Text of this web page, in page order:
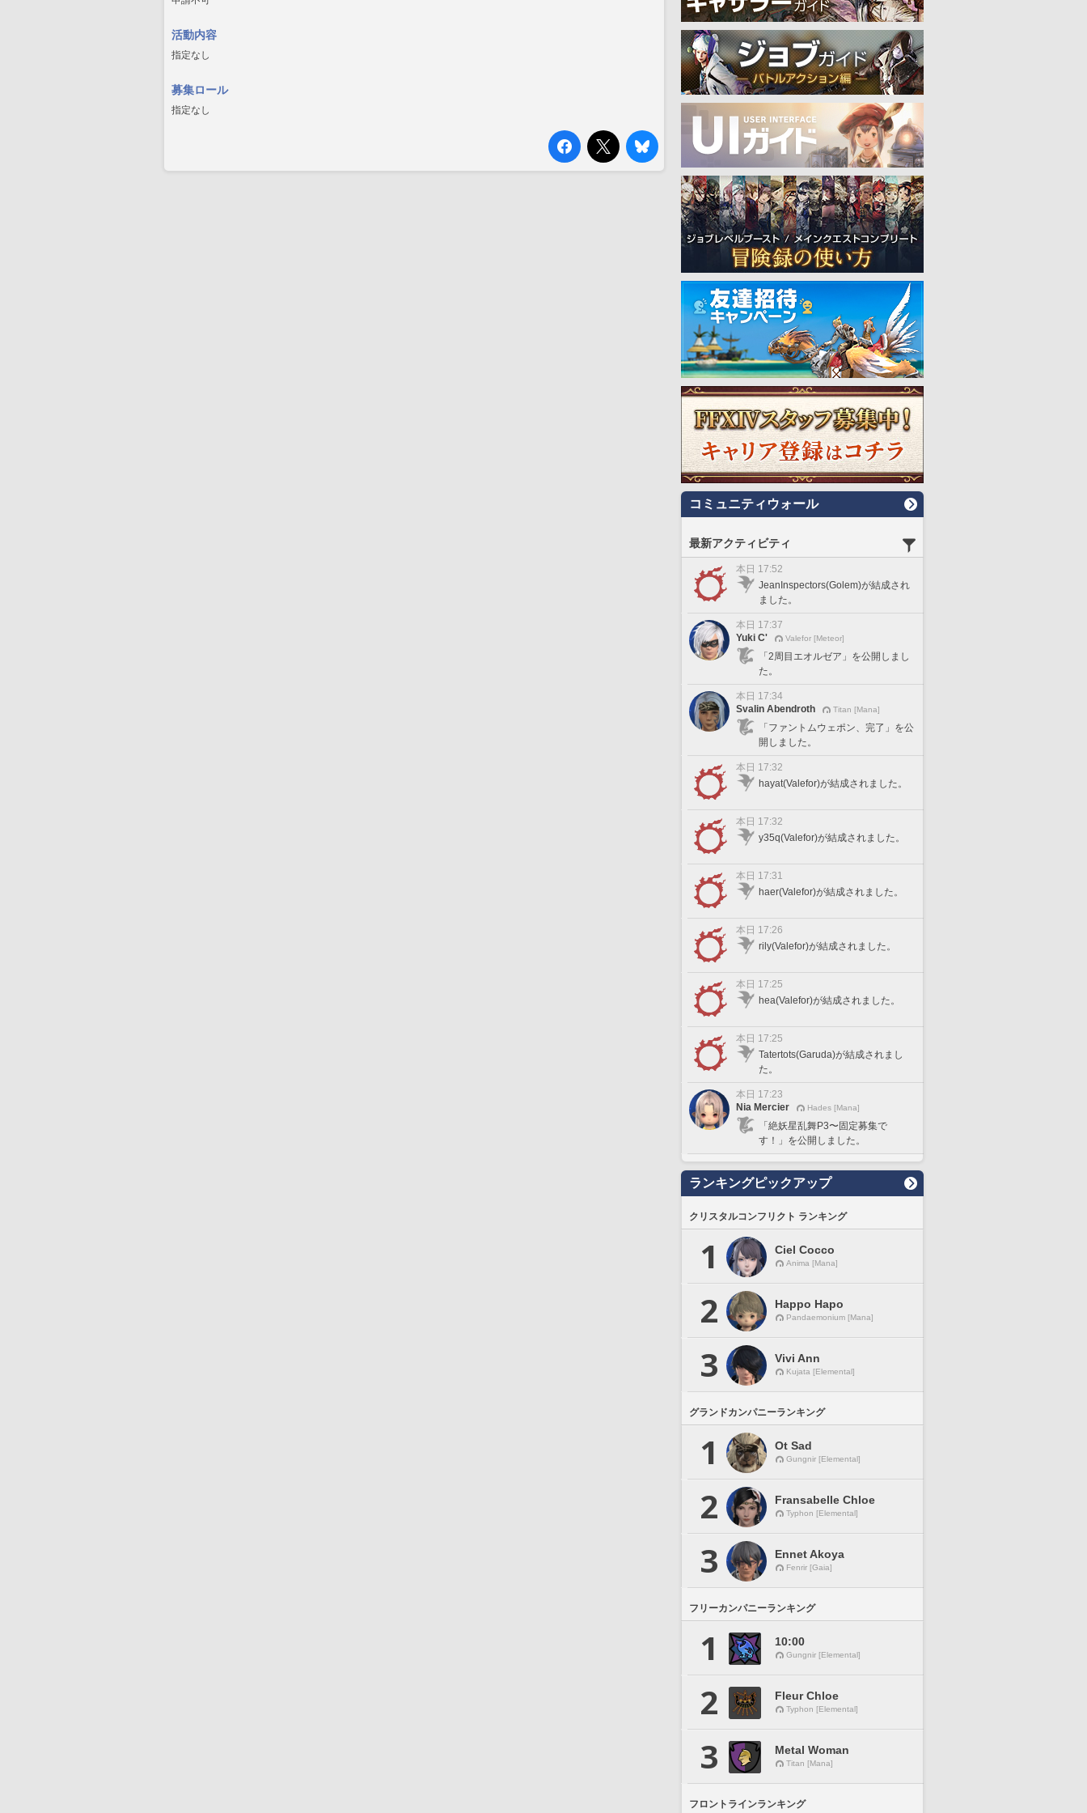
活動内容
指定なし
募集ロール
指定なし
コミュニティウォール
最新アクティビティ
本日 17:52
JeanInspectors(Golem)が結成され
ました。
本日 17:37
Yuki C'
Valefor [Meteor]
「2周目エオルゼア」を公開しまし
た。
本日 17:34
Svalin Abendroth
Titan [Mana]
「ファントムウェポン、完了」を公
開しました。
本日 17:32
hayat(Valefor)が結成されました。
本日 17:32
y35q(Valefor)が結成されました。
本日 17:31
haer(Valefor)が結成されました。
本日 17:26
rily(Valefor)が結成されました。
本日 17:25
hea(Valefor)が結成されました。
本日 17:25
Tatertots(Garuda)が結成されまし
た。
本日 17:23
Nia Mercier
Hades [Mana]
「絶妖星乱舞P3〜固定募集で
す！」を公開しました。
ランキングピックアップ
クリスタルコンフリクト ランキング
1 Ciel Cocco
Anima [Mana]
2 Happo Hapo
Pandaemonium [Mana]
3 Vivi Ann
Kujata [Elemental]
グランドカンパニーランキング
1 Ot Sad
Gungnir [Elemental]
2 Fransabelle Chloe
Typhon [Elemental]
3 Ennet Akoya
Fenrir [Gaia]
フリーカンパニーランキング
1 10:00
Gungnir [Elemental]
2 Fleur Chloe
Typhon [Elemental]
3 Metal Woman
Titan [Mana]
フロントラインランキング